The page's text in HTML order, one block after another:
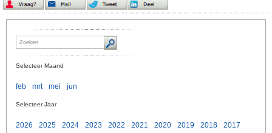
Selecteer Maand
feb mrt mei jun
Selecteer Jaar
2026 2025 2024 2023 2022 2021 2020 2019 2018
2017